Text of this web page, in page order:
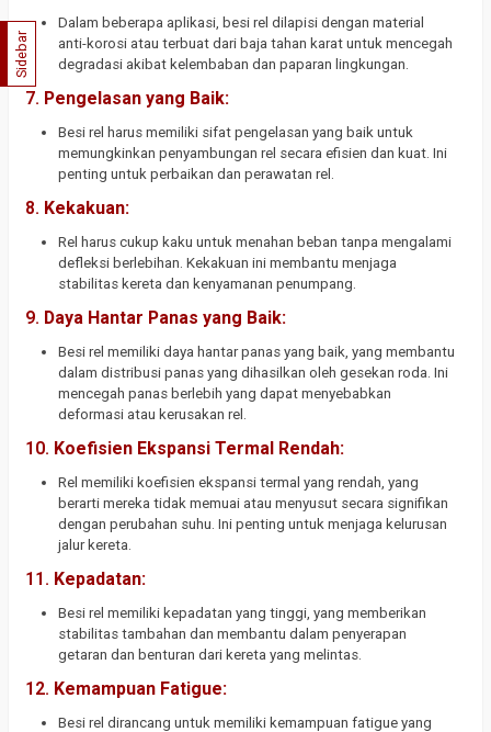
Dalam beberapa aplikasi, besi rel dilapisi dengan material
anti-korosi atau terbuat dari baja tahan karat untuk mencegah
degradasi akibat kelembaban dan paparan lingkungan.
7. Pengelasan yang Baik:
Besi rel harus memiliki sifat pengelasan yang baik untuk
memungkinkan penyambungan rel secara efisien dan kuat. Ini
penting untuk perbaikan dan perawatan rel.
8. Kekakuan:
Rel harus cukup kaku untuk menahan beban tanpa mengalami
defleksi berlebihan. Kekakuan ini membantu menjaga
stabilitas kereta dan kenyamanan penumpang.
9. Daya Hantar Panas yang Baik:
Besi rel memiliki daya hantar panas yang baik, yang membantu
dalam distribusi panas yang dihasilkan oleh gesekan roda. Ini
mencegah panas berlebih yang dapat menyebabkan
deformasi atau kerusakan rel.
10. Koefisien Ekspansi Termal Rendah:
Rel memiliki koefisien ekspansi termal yang rendah, yang
berarti mereka tidak memuai atau menyusut secara signifikan
dengan perubahan suhu. Ini penting untuk menjaga kelurusan
jalur kereta.
11. Kepadatan:
Besi rel memiliki kepadatan yang tinggi, yang memberikan
stabilitas tambahan dan membantu dalam penyerapan
getaran dan benturan dari kereta yang melintas.
12. Kemampuan Fatigue:
Besi rel dirancang untuk memiliki kemampuan fatigue yang
Sidebar